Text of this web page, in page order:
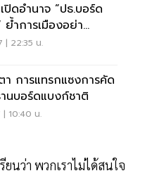
ปิดอำนาจ ”ปธ.บอร์ด
ย้ำการเมืองอย่า
| 22:35 น.
การแทรกแซงการคัด
านบอร์ดแบงก์ชาติ
| 10:40 น.
นว่า พวกเราไม่ได้สนใจ